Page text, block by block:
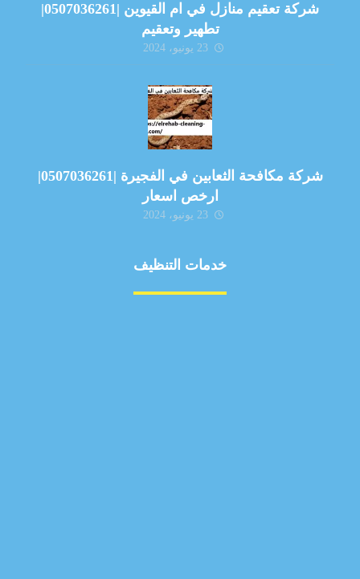
شركة تعقيم منازل في ام القيوين |0507036261|
تطهير وتعقيم
23 يونيو، 2024
شركة مكافحة الثعابين في الفجيرة |0507036261|
ارخص اسعار
23 يونيو، 2024
خدمات التنظيف